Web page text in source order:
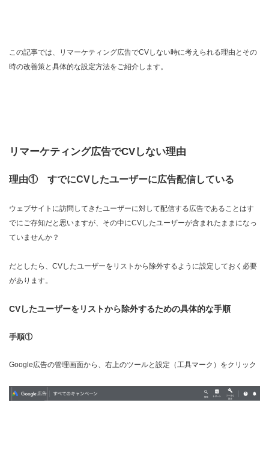
この記事では、リマーケティング広告でCVしない時に考えられる理由とその
時の改善策と具体的な設定方法をご紹介します。
リマーケティング広告でCVしない理由
理由① すでにCVしたユーザーに広告配信している
ウェブサイトに訪問してきたユーザーに対して配信する広告であることはす
でにご存知だと思いますが、その中にCVしたユーザーが含まれたままになっ
ていませんか？
だとしたら、CVしたユーザーをリストから除外するように設定しておく必要
があります。
CVしたユーザーをリストから除外するための具体的な手順
手順①
Google広告の管理画面から、右上のツールと設定（工具マーク）をクリック